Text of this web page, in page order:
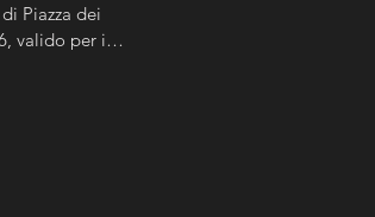
Piazza dei
valido per il